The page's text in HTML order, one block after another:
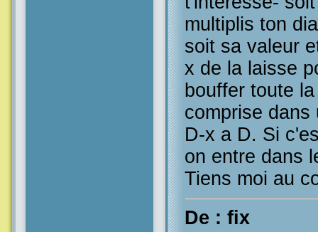
multiplis ton
soit sa valeur
x de la laisse
bouffer toute
comprise dans
D-x a D. Si
on entre dans
Tiens moi au
De : fix